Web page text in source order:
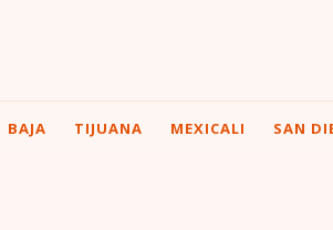
BAJA TIJUANA MEXICALI SAN